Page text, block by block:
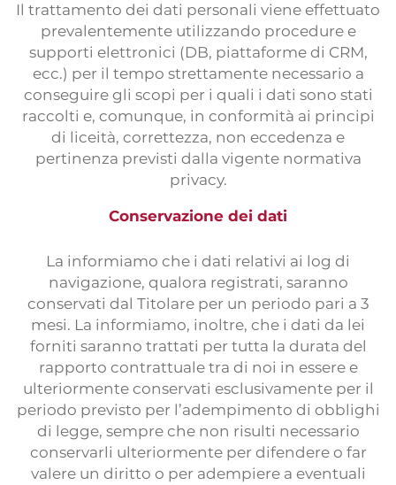
Il trattamento dei dati personali viene effettuato
prevalentemente utilizzando procedure e
supporti elettronici (DB, piattaforme di CRM,
ecc.) per il tempo strettamente necessario a
conseguire gli scopi per i quali i dati sono stati
raccolti e, comunque, in conformità ai principi
di liceità, correttezza, non eccedenza e
pertinenza previsti dalla vigente normativa
privacy.
Conservazione dei dati
La informiamo che i dati relativi ai log di
navigazione, qualora registrati, saranno
conservati dal Titolare per un periodo pari a 3
mesi. La informiamo, inoltre, che i dati da lei
forniti saranno trattati per tutta la durata del
rapporto contrattuale tra di noi in essere e
ulteriormente conservati esclusivamente per il
periodo previsto per l’adempimento di obblighi
di legge, sempre che non risulti necessario
conservarli ulteriormente per difendere o far
valere un diritto o per adempiere a eventuali